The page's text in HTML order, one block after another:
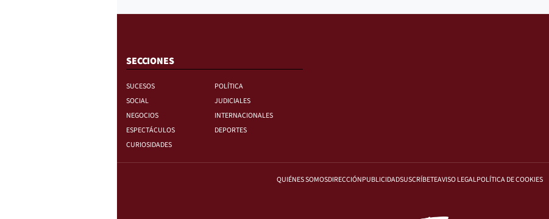
SECCIONES
SUCESOS
POLÍTICA
SOCIAL
JUDICIALES
NEGOCIOS
INTERNACIONALES
ESPECTÁCULOS
DEPORTES
CURIOSIDADES
QUIÉNES SOMOSDIRECCIÓNPUBLICIDADSUSCRÍBETEAVISO LEGALPOLÍTICA DE COOKIES